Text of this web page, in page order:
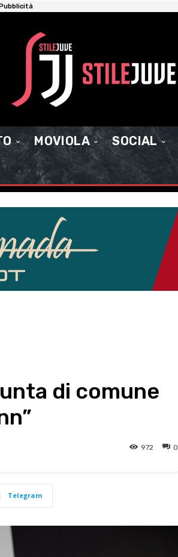
MOVIOLA SOCIAL
di comune
0
972
Telegram